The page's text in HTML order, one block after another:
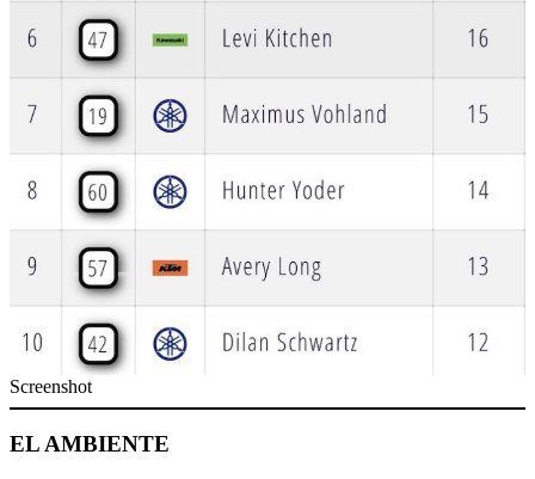
Screenshot
EL AMBIENTE